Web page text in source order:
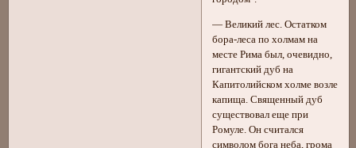
— Великий лес. Остатком
бора-леса по холмам на
месте Рима был, очевидно,
гигантский дуб на
Капитолийском холме возле
капища. Священный дуб
существовал еще при
Ромуле. Он считался
символом бога неба, грома